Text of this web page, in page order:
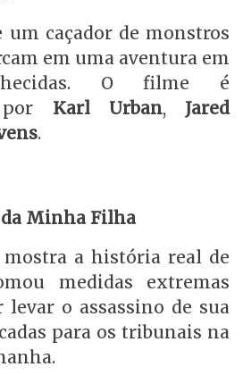
um caçador de monstros
em uma aventura em
O filme é
por Karl Urban, Jared
.
da Minha Filha
a história real de
medidas extremas
levar o assassino de sua
para os tribunais na